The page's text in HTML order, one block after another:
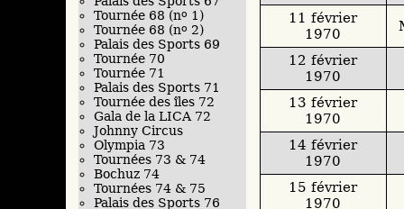
11 février
1970
12 février
1970
13 février
1970
14 février
1970
15 février
1970
Tournée 68 (no 1)
Tournée 68 (no 2)
Palais des Sports 69
Tournée 70
Tournée 71
Palais des Sports 71
Tournée des îles 72
Gala de la LICA 72
Johnny Circus
Olympia 73
Tournées 73 & 74
Bochuz 74
Tournées 74 & 75
Palais des Sports 76